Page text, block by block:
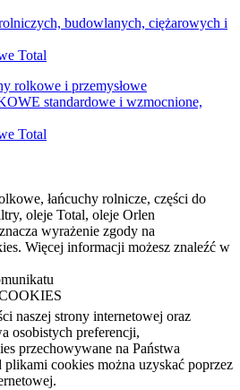
budowlanych, ciężarowych i
Total
rolkowe i przemysłowe
standardowe i wzmocnione,
Total
łańcuchy rolnicze, części do
oleje Total, oleje Orlen
wyrażenie zgody na
Więcej informacji możesz znaleźć w
naszej strony internetowej oraz
osobistych preferencji,
przechowywane na Państwa
cookies można uzyskać poprzez